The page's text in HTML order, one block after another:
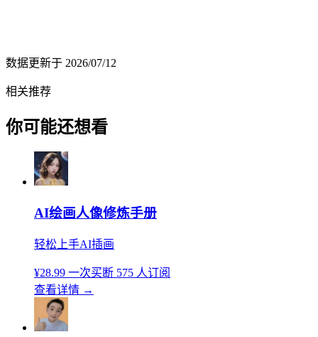
数据更新于 2026/07/12
相关推荐
你可能还想看
AI绘画人像修炼手册
轻松上手AI插画
¥28.99 一次买断 575 人订阅
查看详情 →